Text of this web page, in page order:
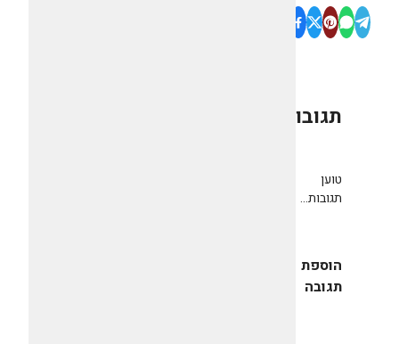
תגובות
טוען
תגובות...
הוספת
תגובה